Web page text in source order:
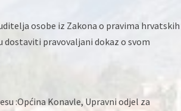
osobe iz Zakona o pravima hrvatskih
pravovaljani dokaz o svom
:Općina Konavle, Upravni odjel za